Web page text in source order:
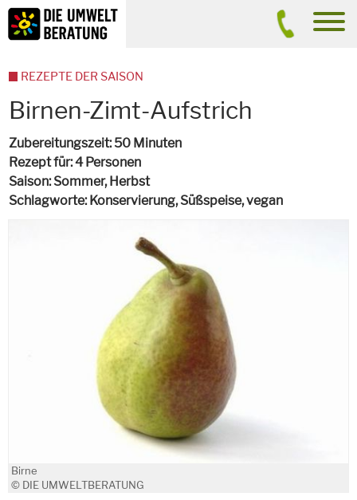
Inhalt
Suche
Birnen-Zimt-Aufstrich
Zubereitungszeit 50 Minuten
Rezept für 4 Personen
Saison Sommer, Herbst
Schlagworte Konservierung, Süßspeise,vegan
Birne
© DIE UMWELTBERATUNG
REZEPTE DER SAISON